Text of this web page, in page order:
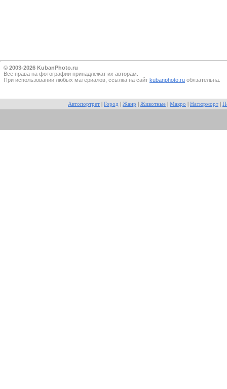
© 2003-2026 KubanPhoto.ru
Все прaва на фотографии принадлежат их авторам.
При использовании любых материалов, ссылка на сайт kubanphoto.ru обязательна.
Автопортрет Город Жанр Животные Макро Натюрморт